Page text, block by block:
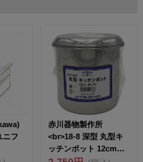
ニフ
赤川器物製作所
<br>18-8 深型 丸型キ
ッチンポット 12cm